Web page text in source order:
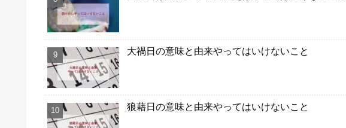
大禍日の意味と由来やってはいけないこと
狼藉日の意味と由来やってはいけないこと